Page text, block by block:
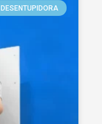
DESENTUPIDORA